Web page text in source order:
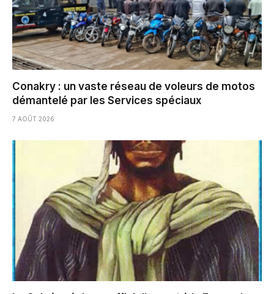
Conakry : un vaste réseau de voleurs de motos
démantelé par les Services spéciaux
7 AOÛT 2026